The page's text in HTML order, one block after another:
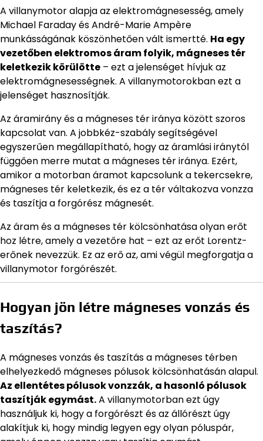
A villanymotor alapja az elektromágnesesség, amely
Michael Faraday és André-Marie Ampère
munkásságának köszönhetően vált ismertté. Ha egy
vezetőben elektromos áram folyik, mágneses tér
keletkezik körülötte – ezt a jelenséget hívjuk az
elektromágnesességnek. A villanymotorokban ezt a
jelenséget hasznosítják.
Az áramirány és a mágneses tér iránya között szoros
kapcsolat van. A jobbkéz-szabály segítségével
egyszerűen megállapítható, hogy az áramlási iránytól
függően merre mutat a mágneses tér iránya. Ezért,
amikor a motorban áramot kapcsolunk a tekercsekre,
mágneses tér keletkezik, és ez a tér váltakozva vonzza
és taszítja a forgórész mágnesét.
Az áram és a mágneses tér kölcsönhatása olyan erőt
hoz létre, amely a vezetőre hat – ezt az erőt Lorentz-
erőnek nevezzük. Ez az erő az, ami végül megforgatja a
villanymotor forgórészét.
Hogyan jön létre mágneses vonzás és
taszítás?
A mágneses vonzás és taszítás a mágneses térben
elhelyezkedő mágneses pólusok kölcsönhatásán alapul.
Az ellentétes pólusok vonzzák, a hasonló pólusok
taszítják egymást.A villanymotorban ezt úgy
használjuk ki, hogy a forgórészt és az állórészt úgy
alakítjuk ki, hogy mindig legyen egy olyan póluspár,